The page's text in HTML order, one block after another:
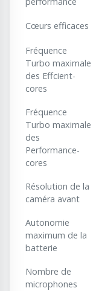
Cœurs efficaces
Fréquence
Turbo maximale
des Effcient-
cores
Fréquence
Turbo maximale
des
Performance-
cores
Résolution de la
caméra avant
Autonomie
maximum de la
batterie
Nombre de
microphones